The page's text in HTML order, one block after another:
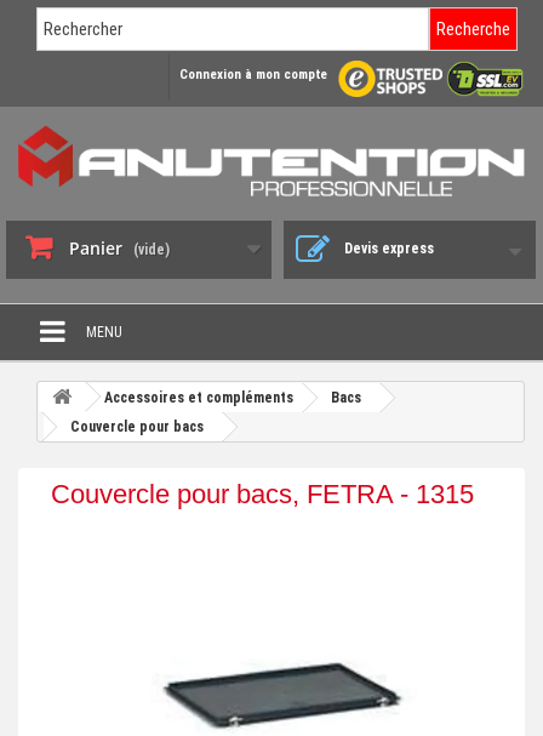
Recherche
Connexion à mon compte
Panier (vide) Devis express
MENU
PROMO DÉSTOCKAGE
CHARIOT DE MANUTENTION
GERBEUR ET CRIC INDUSTRIEL
Accessoires et compléments
Bacs
Couvercle pour bacs
Couvercle pour bacs, FETRA - 1315